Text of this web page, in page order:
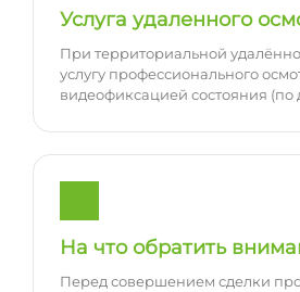
Услуга удаленного
При территориальной
услугу профессионального
видеофиксацией состояния (по
На что обратить
Перед совершением сделки